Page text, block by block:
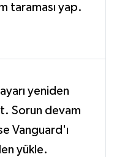
taraması yap.
yeniden
Sorun devam
Vanguard'ı
yükle.